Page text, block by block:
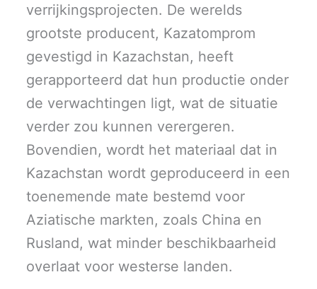
verrijkingsprojecten. De werelds
grootste producent, Kazatomprom
gevestigd in Kazachstan, heeft
gerapporteerd dat hun productie onder
de verwachtingen ligt, wat de situatie
verder zou kunnen verergeren.
Bovendien, wordt het materiaal dat in
Kazachstan wordt geproduceerd in een
toenemende mate bestemd voor
Aziatische markten, zoals China en
Rusland, wat minder beschikbaarheid
overlaat voor westerse landen.